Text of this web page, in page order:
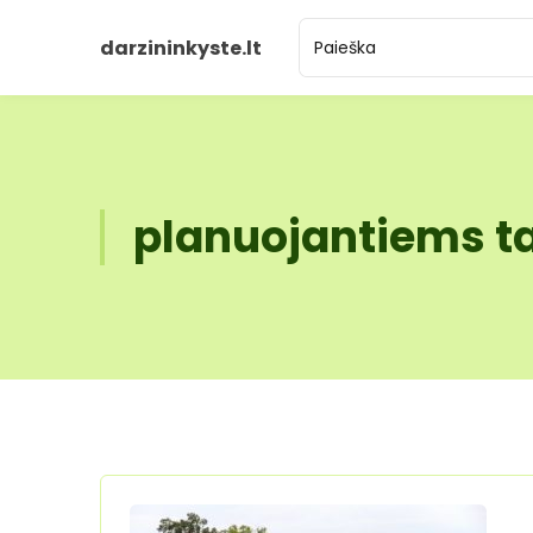
darzininkyste.lt
planuojantiems